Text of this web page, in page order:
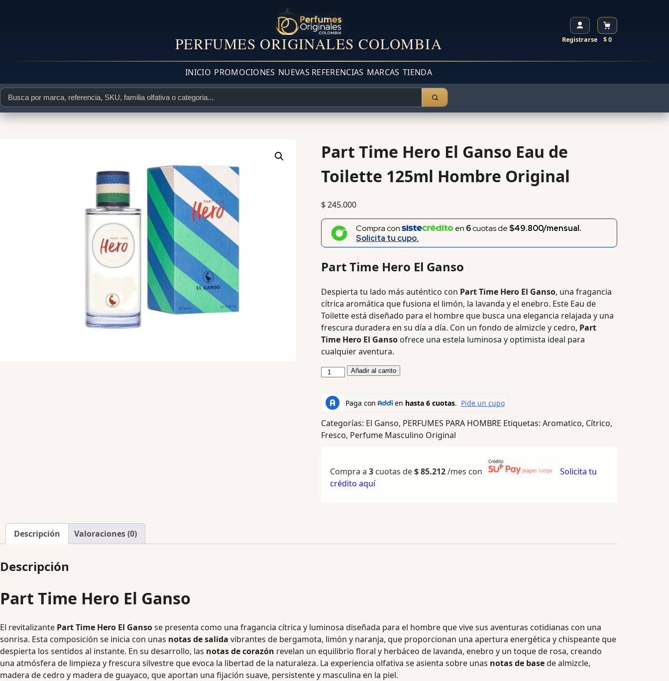
PERFUMES ORIGINALES COLOMBIA Registrarse $ 0
INICIO PROMOCIONES NUEVAS REFERENCIAS MARCAS TIENDA
Part Time Hero El Ganso Eau de
Toilette 125ml Hombre Original
$245.000
Compra con en 6cuotas de $49.800/mensual.
Solicita tu cupo.
Part Time Hero El Ganso
Despierta tu lado más auténtico con Part Time Hero El Ganso, una fragancia
cítrica aromática que fusiona el limón, la lavanda y el enebro. Este Eau de
Toilette está diseñado para el hombre que busca una elegancia relajada y una
frescura duradera en su día a día. Con un fondo de almizcle y cedro, Part
Time Hero El Gansoofrece una estela luminosa y optimista ideal para
cualquier aventura.
Añadir al carrito
Categorías: El Ganso, PERFUMES PARA HOMBRE Etiquetas: Aromatico, Cítrico,
Fresco, Perfume Masculino Original
Compra a 3cuotas de$85.212/mes con
Solicita tu
crédito aquí
Descripción Valoraciones (0)
Descripción
Part Time Hero El Ganso
El revitalizante Part Time Hero El Gansose presenta como una fragancia cítrica y luminosa diseñada para el hombre que vive sus aventuras cotidianas con una
sonrisa. Esta composición se inicia con unas notas de salida vibrantes de bergamota, limón y naranja, que proporcionan una apertura energética y chispeante que
despierta los sentidos al instante. En su desarrollo, las notas de corazón revelan un equilibrio floral y herbáceo de lavanda, enebro y un toque de rosa, creando
una atmósfera de limpieza y frescura silvestre que evoca la libertad de la naturaleza. La experiencia olfativa se asienta sobre unas notas de basede almizcle,
madera de cedro y madera de guayaco, que aportan una fijación suave, persistente y masculina en la piel.